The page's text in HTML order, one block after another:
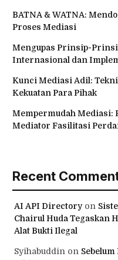
BATNA & WATNA:
Proses Mediasi
Mengupas Prinsip-
Internasional dan
Kunci Mediasi Adil:
Kekuatan Para Pihak
Mempermudah Mediasi:
Mediator Fasilitasi
Recent
AI API Directoryon
Chairul Huda Tegaskan
Alat Bukti Ilegal
Syihabuddin on